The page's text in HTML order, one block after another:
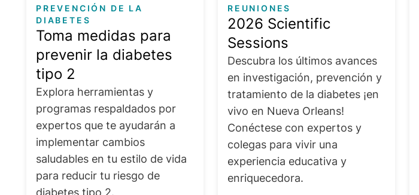
PREVENCIÓN DE LA
DIABETES
Toma medidas para
prevenir la diabetes
tipo 2
Explora herramientas y
programas respaldados por
expertos que te ayudarán a
implementar cambios
saludables en tu estilo de vida
para reducir tu riesgo de
REUNIONES
2026 Scientific
Sessions
Descubra los últimos avances
en investigación, prevención y
tratamiento de la diabetes ¡en
vivo en Nueva Orleans!
Conéctese con expertos y
colegas para vivir una
experiencia educativa y
enriquecedora.